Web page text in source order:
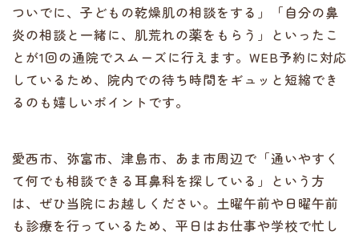
ついでに、子どもの乾燥肌の相談をする」「自分の鼻
炎の相談と一緒に、肌荒れの薬をもらう」といったこ
とが1回の通院でスムーズに行えます。WEB予約に対応
しているため、院内での待ち時間をギュッと短縮でき
るのも嬉しいポイントです。
愛西市、弥富市、津島市、あま市周辺で「通いやすく
て何でも相談できる耳鼻科を探している」という方
は、ぜひ当院にお越しください。土曜午前や日曜午前
も診療を行っているため、平日はお仕事や学校で忙し